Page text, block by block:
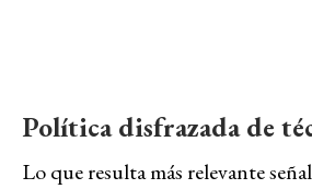
Política disfrazada de
Lo que resulta más relevante